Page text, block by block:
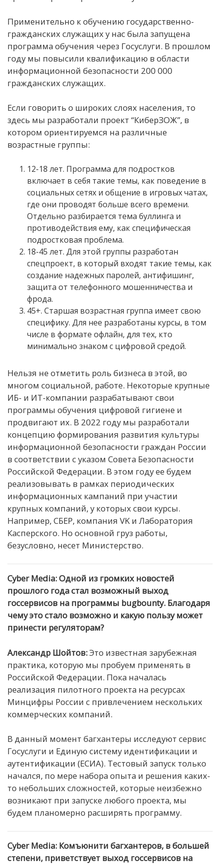
Применительно к обучению государственно-
гражданских служащих у нас была запущена
программа обучения через Госуслуги. В прошлом
году мы повысили квалификацию в области
информационной безопасности 200 000
гражданских служащих.
Если говорить о широких слоях населения, то
здесь мы разработали проект “КиберЗОЖ”, в
котором ориентируемся на различные
возрастные группы:
12-18 лет. Программа для подростков
включает в себя такие темы, как поведение в
социальных сетях и общение в игровых чатах,
где они проводят больше всего времени.
Отдельно разбирается тема буллинга и
противодействия ему, как специфическая
подростковая проблема.
18-45 лет. Для этой группы разработан
спецпроект, в который входят такие темы, как
создание надежных паролей, антифишинг,
защита от телефонного мошенничества и
фрода.
45+. Старшая возрастная группа имеет свою
специфику. Для нее разработаны курсы, в том
числе в формате офлайн, для тех, кто
минимально знаком с цифровой средой.
Нельзя не отметить роль бизнеса в этой, во
многом социальной, работе. Некоторые крупные
ИБ- и ИТ-компании разрабатывают свои
программы обучения цифровой гигиене и
продвигают их. В 2022 году мы разработали
концепцию формирования развития культуры
информационной безопасности граждан России
в соответствии с указом Совета Безопасности
Российской Федерации. В этом году ее будем
реализовывать в рамках периодических
информационных кампаний при участии
крупных компаний, у которых свои курсы.
Например, СБЕР, компания VK и Лаборатория
Касперского. Но основной груз работы,
безусловно, несет Министерство.
Cyber Media: Одной из громких новостей
прошлого года стал возможный выход
госсервисов на программы bugbounty. Благодаря
чему это стало возможно и какую пользу может
принести регуляторам?
Александр Шойтов:Это известная зарубежная
практика, которую мы пробуем применять в
Российской Федерации. Пока началась
реализация пилотного проекта на ресурсах
Минцифры России с привлечением нескольких
коммерческих компаний.
В данный момент багхантеры исследуют сервис
Госуслуги и Единую систему идентификации и
аутентификации (ЕСИА). Тестовый запуск только
начался, по мере набора опыта и решения каких-
то небольших сложностей, которые неизбежно
возникают при запуске любого проекта, мы
будем планомерно расширять программу.
Cyber Media: Комъюнити багхантеров, в большей
степени, приветствует выход госсервисов на